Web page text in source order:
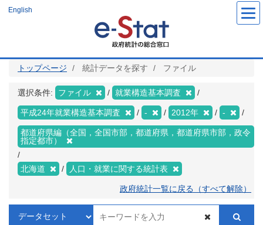
ツ
English
トップページ 統計データを探す ファイル
選択条件: ファイル 就業構造基本調査
平成24年就業構造基本調査 - 2012年 -
都道府県編（全国，全国市部，都道府県，都道府県市部，政令
指定都市）
北海道 人口・就業に関する統計表
政府統計一覧に戻る（すべて解除）